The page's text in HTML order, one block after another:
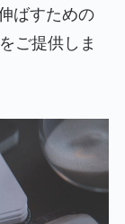
ばすための
ご提供しま